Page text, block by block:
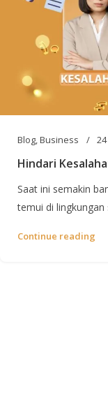
Blog,Business
Hindari
Saat ini semakin
temui di lingkungan
Continue reading